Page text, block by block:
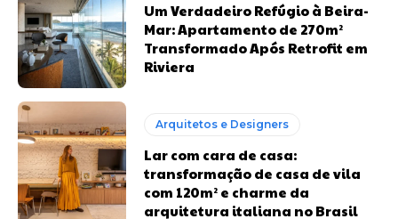
Um Verdadeiro Refúgio à Beira-
Mar: Apartamento de 270m²
Transformado Após Retrofit em
Riviera
Arquitetos e Designers
Lar com cara de casa:
transformação de casa de vila
com 120m² e charme da
arquitetura italiana no Brasil